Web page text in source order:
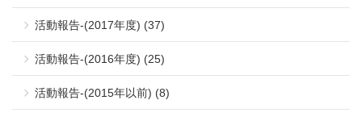
活動報告-(2017年度) (37)
活動報告-(2016年度) (25)
活動報告-(2015年以前) (8)